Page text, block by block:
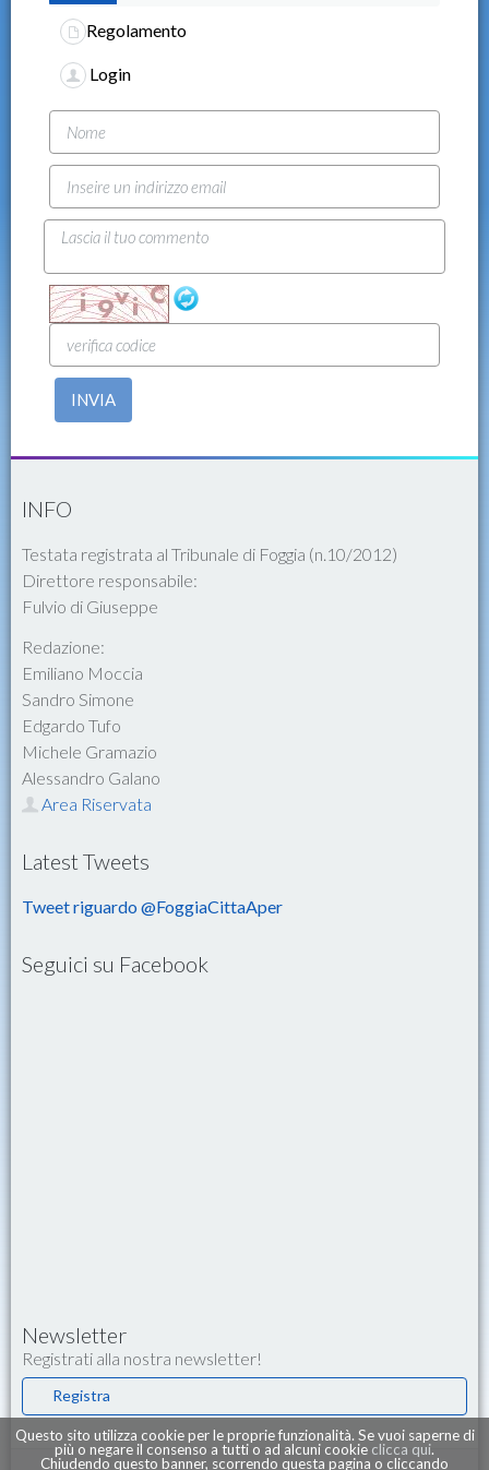
Questo sito utilizza cookie per le proprie funzionalità. Se vuoi saperne di
più o negare il consenso a tutti o ad alcuni cookie clicca qui.
Chiudendo questo banner, scorrendo questa pagina o cliccando
Regolamento
Login
INVIA
INFO
Testata registrata al Tribunale di Foggia (n.10/2012)
Direttore responsabile:
Fulvio di Giuseppe
Redazione:
Emiliano Moccia
Sandro Simone
Edgardo Tufo
Michele Gramazio
Alessandro Galano
Area Riservata
Latest Tweets
Tweet riguardo @FoggiaCittaAper
Seguici su Facebook
Newsletter
Registrati alla nostra newsletter!
Registra